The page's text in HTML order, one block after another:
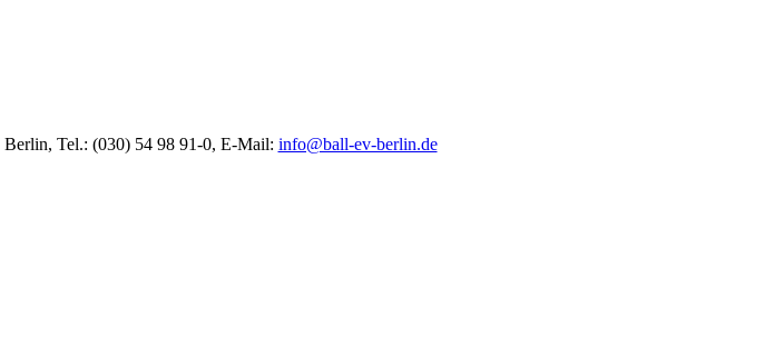
Tel.: (030) 54 98 91-0, E-Mail: info@ball-ev-berlin.de